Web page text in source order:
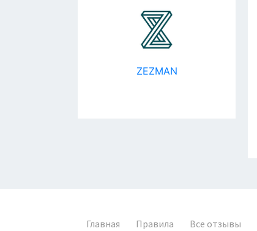
ZEZMAN
Главная Правила Все отзывы